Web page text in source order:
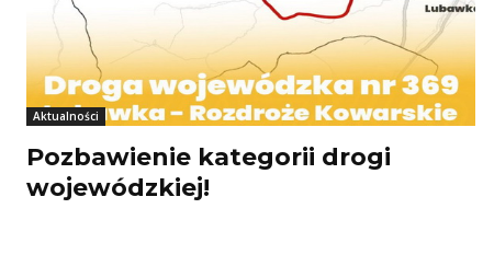
Aktualności
Pozbawienie kategorii drogi
wojewódzkiej!